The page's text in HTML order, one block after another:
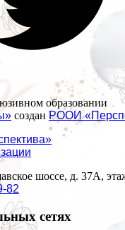
образовании
созданРООИ
шоссе, д. 37А,
82
сетях